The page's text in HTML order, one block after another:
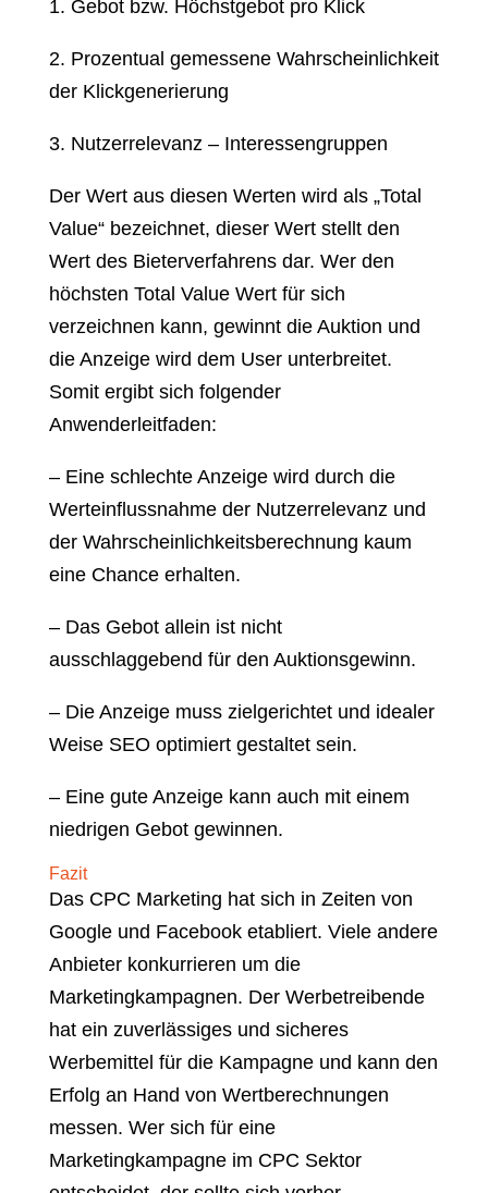
1. Gebot bzw. Höchstgebot pro Klick
2. Prozentual gemessene Wahrscheinlichkeit
der Klickgenerierung
3. Nutzerrelevanz – Interessengruppen
Der Wert aus diesen Werten wird als „Total
Value“ bezeichnet, dieser Wert stellt den
Wert des Bieterverfahrens dar. Wer den
höchsten Total Value Wert für sich
verzeichnen kann, gewinnt die Auktion und
die Anzeige wird dem User unterbreitet.
Somit ergibt sich folgender
Anwenderleitfaden:
– Eine schlechte Anzeige wird durch die
Werteinflussnahme der Nutzerrelevanz und
der Wahrscheinlichkeitsberechnung kaum
eine Chance erhalten.
– Das Gebot allein ist nicht
ausschlaggebend für den Auktionsgewinn.
– Die Anzeige muss zielgerichtet und idealer
Weise SEO optimiert gestaltet sein.
– Eine gute Anzeige kann auch mit einem
niedrigen Gebot gewinnen.
Fazit
Das CPC Marketing hat sich in Zeiten von
Google und Facebook etabliert. Viele andere
Anbieter konkurrieren um die
Marketingkampagnen. Der Werbetreibende
hat ein zuverlässiges und sicheres
Werbemittel für die Kampagne und kann den
Erfolg an Hand von Wertberechnungen
messen. Wer sich für eine
Marketingkampagne im CPC Sektor